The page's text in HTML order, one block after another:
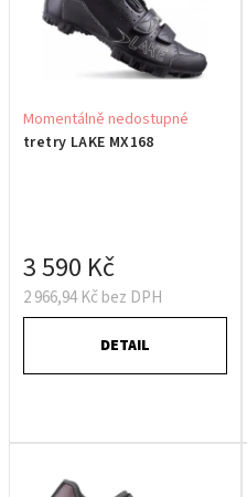
tretry LAKE MX168
Momentálně nedostupné
2 966,94 Kč bez DPH
3 590 Kč
DETAIL